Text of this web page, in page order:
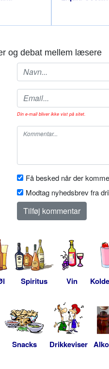
og debat mellem læsere
Din e-mail bliver ikke vist på sitet.
Få besked når der
Modtag nyhedsbrev fra
Spiritus Vin
Snacks Drikkeviser